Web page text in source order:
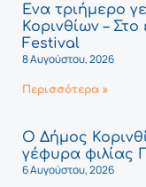
Ένα τριήμερο
Κορινθίων –
Festival
8 Αυγούστου, 2026
Περισσότερα »
Ο Δήμος
γέφυρα φιλίας
6 Αυγούστου, 2026